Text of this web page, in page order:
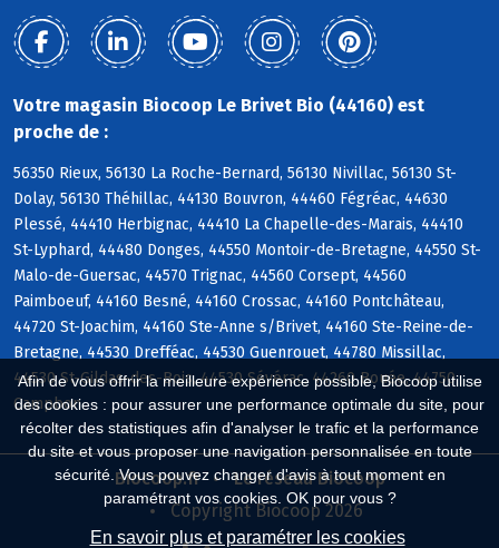
Afin de vous offrir la meilleure expérience possible, Biocoop utilise
des cookies : pour assurer une performance optimale du site, pour
récolter des statistiques afin d'analyser le trafic et la performance
du site et vous proposer une navigation personnalisée en toute
sécurité. Vous pouvez changer d'avis à tout moment en
paramétrant vos cookies. OK pour vous ?
En savoir plus et paramétrer les cookies
Votre magasin Biocoop Le Brivet Bio (44160) est
proche de :
56350 Rieux, 56130 La Roche-Bernard, 56130 Nivillac, 56130 St-
Dolay, 56130 Théhillac, 44130 Bouvron, 44460 Fégréac, 44630
Plessé, 44410 Herbignac, 44410 La Chapelle-des-Marais, 44410
St-Lyphard, 44480 Donges, 44550 Montoir-de-Bretagne, 44550 St-
Malo-de-Guersac, 44570 Trignac, 44560 Corsept, 44560
Paimboeuf, 44160 Besné, 44160 Crossac, 44160 Pontchâteau,
44720 St-Joachim, 44160 Ste-Anne s/Brivet, 44160 Ste-Reine-de-
Bretagne, 44530 Drefféac, 44530 Guenrouet, 44780 Missillac,
44530 St-Gildas-des-Bois, 44530 Sévérac, 44260 Bouée, 44750
Campbon
Biocoop.fr
Le réseau Biocoop
Copyright Biocoop 2026